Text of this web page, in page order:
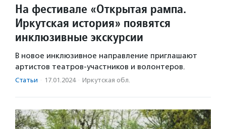
На фестивале «Открытая рампа.
Иркутская история» появятся
инклюзивные экскурсии
В новое инклюзивное направление приглашают
артистов театров-участников и волонтеров.
Статьи · 17.01.2024 · Иркутская обл.